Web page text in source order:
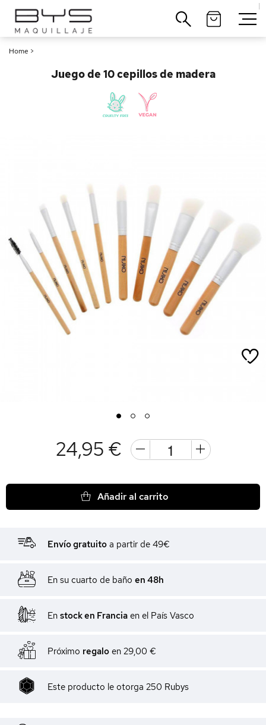
|
Home >
Juego de 10 cepillos de madera
1 2 3
24,95 €
Añadir al carrito
Envío gratuito a partir de 49€
En su cuarto de baño en 48h
En stock en Francia en el País Vasco
Próximo regalo en 29,00 €
Este producto le otorga 250 Rubys
Cerrar